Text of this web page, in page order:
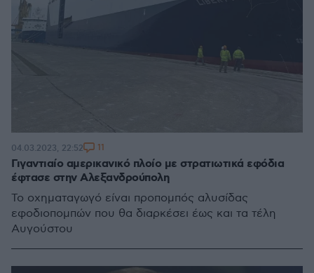
Γιγαντιαίο αμερικανικό πλοίο με στρατιωτικά εφόδια
έφτασε στην Αλεξανδρούπολη
Το οχηματαγωγό είναι προπομπός αλυσίδας
εφοδιοπομπών που θα διαρκέσει έως και τα τέλη
Αυγούστου
04.03.2023, 22:52 11